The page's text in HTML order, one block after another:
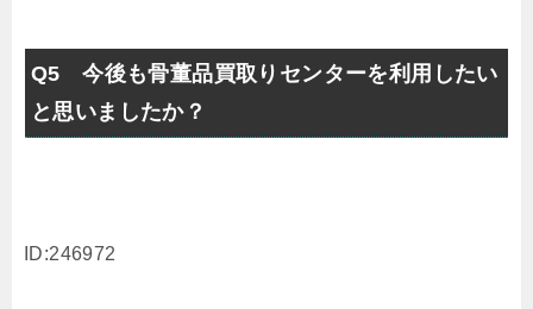
Q5 今後も骨董品買取りセンターを利用したい
と思いましたか？
ID:246972